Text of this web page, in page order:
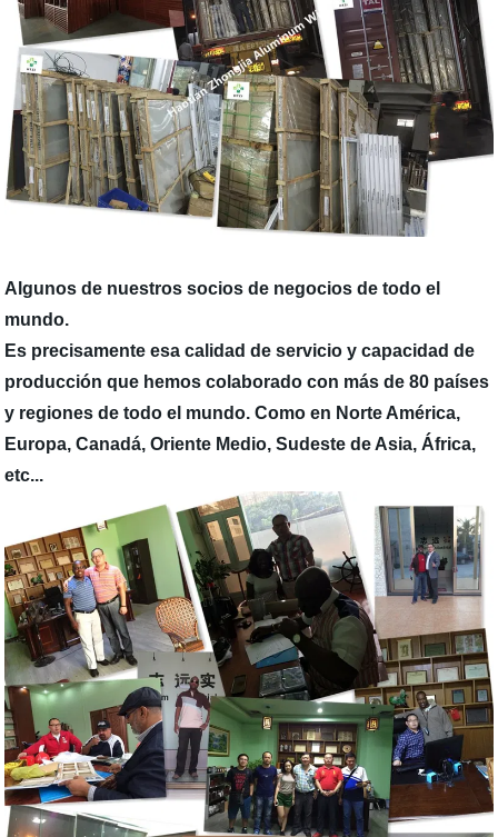
Algunos de nuestros socios de negocios de todo el
mundo.
Es precisamente esa calidad de servicio y capacidad de
producción que hemos colaborado con más de 80 países
y regiones de todo el mundo. Como en Norte América,
Europa, Canadá, Oriente Medio, Sudeste de Asia, África,
etc...